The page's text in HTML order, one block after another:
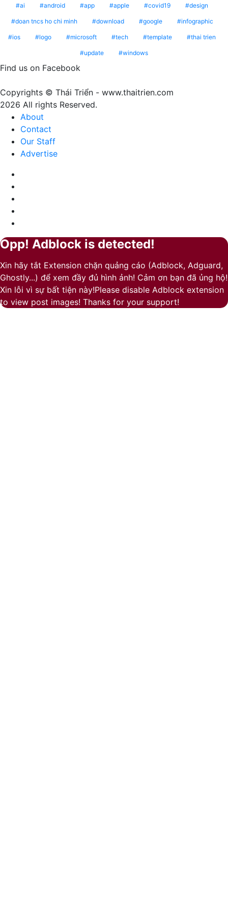
năm
2025
nâu
ý
gì?
Pantone
13-
1023
–
của
sự
nhã
nhặn
ai android app apple covid19 design
doan tncs ho chi minh download google infographic
ios logo microsoft tech template thai trien
update windows
Find us on Facebook
Copyrights © Thái Triển - www.thaitrien.com
2026 All rights Reserved.
About
Contact
Our Staff
Advertise
Play
Facebook
Pinterest
Messenger
Messenger
Viber
Back
top
button
Close
Opp! Adblock is detected!
Xin hãy tắt Extension chặn quảng cáo (Adblock, Adguard,
Ghostly...) để xem đầy đủ hình ảnh! Cảm ơn bạn đã ủng hộ!
Xin lỗi vì sự bất tiện này!Please disable Adblock extension
to view post images! Thanks for your support!